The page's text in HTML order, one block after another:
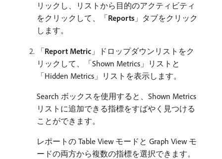
リックし、リストから目的のアクティビティ
をクリックして、「Reports 」タブをクリック
します。
「Report Metric 」ドロップダウンリストをク
リックして、「Shown Metrics」リストと
「Hidden Metrics」リストを表示します。
Search ボックスを使用すると、Shown Metrics
リストに追加できる指標をすばやく見つける
ことができます。
レポートの Table View モードと Graph View モ
ードの両方から複数の指標を選択できます。